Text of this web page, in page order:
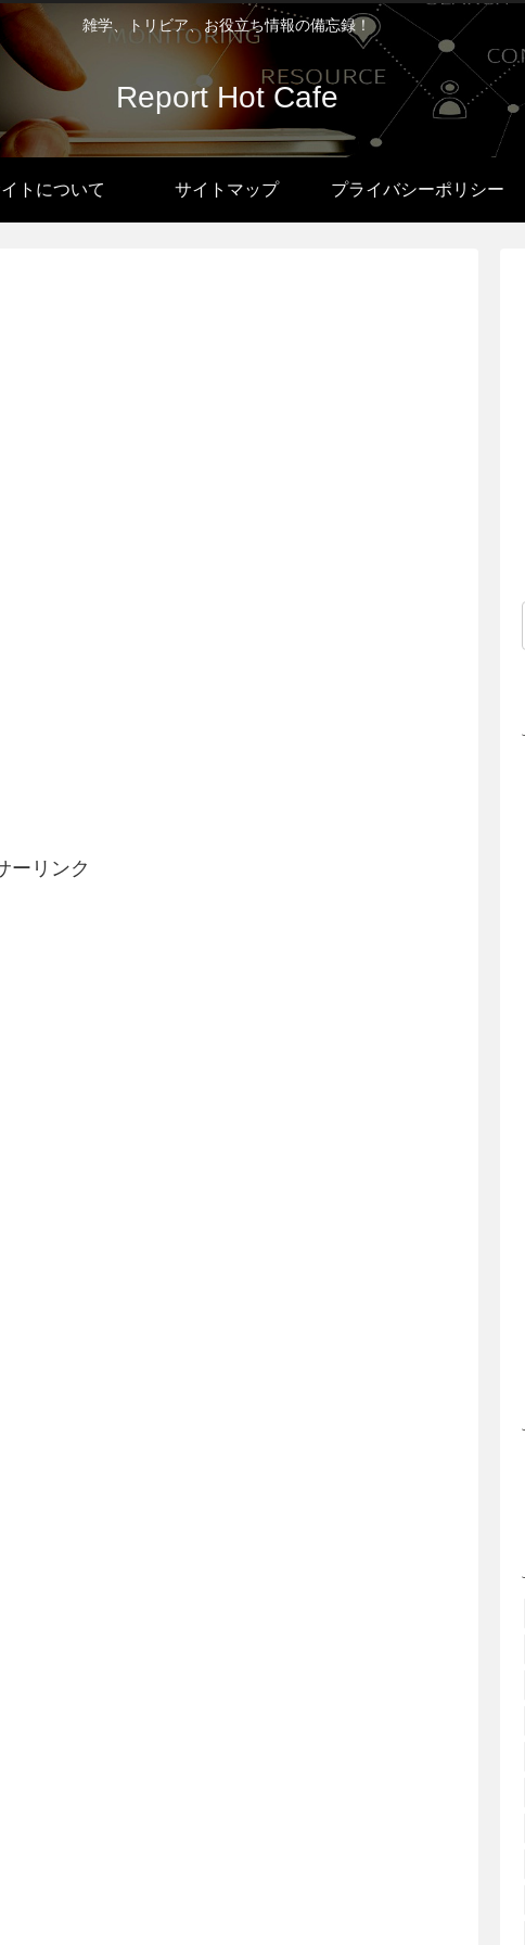
雑学、トリビア、お役立ち情報の備忘録！
Report Hot Cafe
トについて サイトマップ プライバシーポリシー
ーリンク